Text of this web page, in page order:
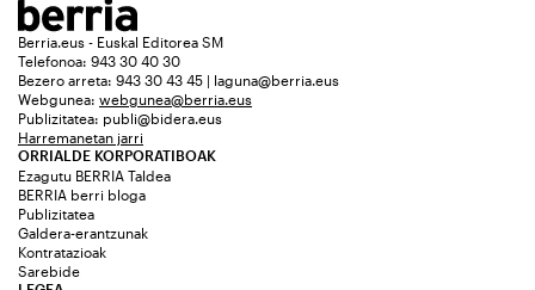
Berria.eus - Euskal Editorea SM
Telefonoa: 943 30 40 30
Bezero arreta: 943 30 43 45 | laguna@berria.eus
Webgunea: webgunea@berria.eus
Publizitatea: publi@bidera.eus
Harremanetan jarri
ORRIALDE KORPORATIBOAK
Ezagutu BERRIA Taldea
BERRIA berri bloga
Publizitatea
Galdera-erantzunak
Kontratazioak
Sarebide